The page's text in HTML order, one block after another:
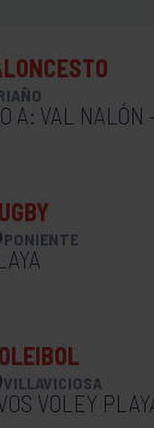
A: VAL NALÓN
PONIENTE
VILLAVICIOSA
VOLEY